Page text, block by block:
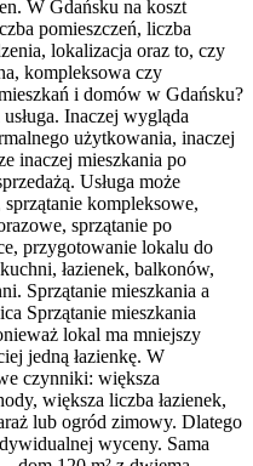
W Gdańsku na koszt
pomieszczeń, liczba
lokalizacja oraz to, czy
kompleksowa czy
i domów w Gdańsku?
Inaczej wygląda
użytkowania, inaczej
inaczej mieszkania po
Usługa może
kompleksowe,
sprzątanie po
przygotowanie lokalu do
łazienek, balkonów,
Sprzątanie mieszkania a
Sprzątanie mieszkania
lokal ma mniejszy
jedną łazienkę. W
czynniki: większa
większa liczba łazienek,
lub ogród zimowy. Dlatego
wyceny. Sama